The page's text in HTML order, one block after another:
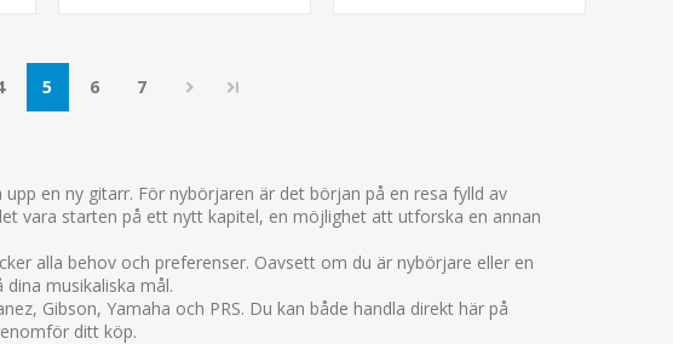
5 6 7
en ny gitarr. För nybörjaren är det början på en resa fylld av
vara starten på ett nytt kapitel, en möjlighet att utforska en annan
alla behov och preferenser. Oavsett om du är nybörjare eller en
musikaliska mål.
Gibson, Yamaha och PRS. Du kan både handla direkt här på
ditt köp.